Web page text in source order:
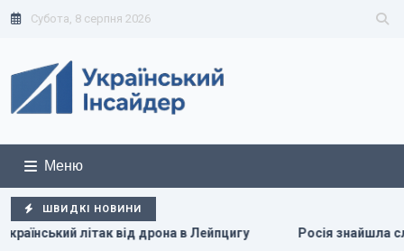
Субота, 8 серпня 2026
Меню
ШВИДКІ НОВИНИ
дрона в Лейпцигу Росія знайшла слабке місце